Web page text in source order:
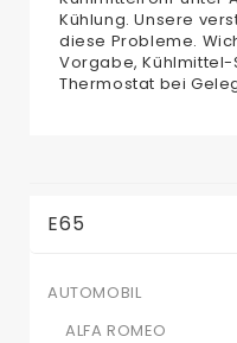
Kühlung. Unsere
diese Probleme.
Vorgabe,
Thermostat bei
E65
AUTOMOBIL
ALFA ROMEO